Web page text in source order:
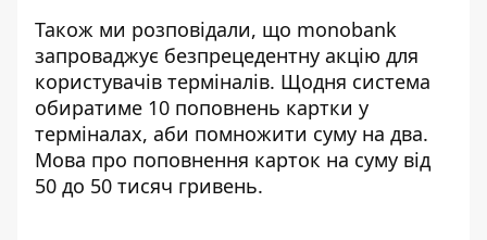
Також ми розповідали, що monobank
запроваджує безпрецедентну акцію для
користувачів терміналів. Щодня система
обиратиме 10 поповнень картки у
терміналах, аби помножити суму на два.
Мова про поповнення карток на суму від
50 до 50 тисяч гривень.